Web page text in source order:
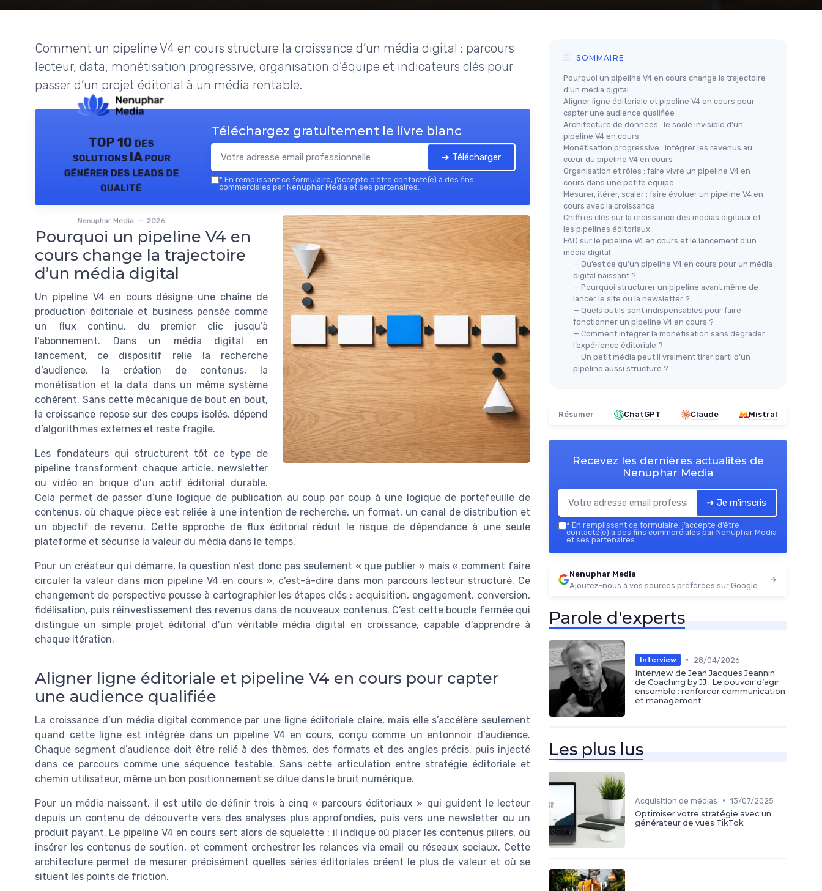
Comment un pipeline V4 en cours structure la croissance d’un média digital : parcours
lecteur, data, monétisation progressive, organisation d’équipe et indicateurs clés pour
passer d’un projet éditorial à un média rentable.
TOP 10 des
solutions IA pour
générer des leads de
qualité
Nenuphar Media — 2026
Téléchargez gratuitement le livre blanc
➔ Télécharger
* En remplissant ce formulaire, j’accepte d’être contacté(e) à des fins
commerciales par Nenuphar Media et ses partenaires.
Pourquoi un pipeline V4 en
cours change la trajectoire
d’un média digital
Un pipeline V4 en cours désigne une chaîne de
production éditoriale et business pensée comme
un flux continu, du premier clic jusqu’à
l’abonnement. Dans un média digital en
lancement, ce dispositif relie la recherche
d’audience, la création de contenus, la
monétisation et la data dans un même système
cohérent. Sans cette mécanique de bout en bout,
la croissance repose sur des coups isolés, dépend
d’algorithmes externes et reste fragile.
Les fondateurs qui structurent tôt ce type de
pipeline transforment chaque article, newsletter
ou vidéo en brique d’un actif éditorial durable.
Cela permet de passer d’une logique de publication au coup par coup à une logique de portefeuille de
contenus, où chaque pièce est reliée à une intention de recherche, un format, un canal de distribution et
un objectif de revenu. Cette approche de flux éditorial réduit le risque de dépendance à une seule
plateforme et sécurise la valeur du média dans le temps.
Pour un créateur qui démarre, la question n’est donc pas seulement « que publier » mais « comment faire
circuler la valeur dans mon pipeline V4 en cours », c’est-à-dire dans mon parcours lecteur structuré. Ce
changement de perspective pousse à cartographier les étapes clés : acquisition, engagement, conversion,
fidélisation, puis réinvestissement des revenus dans de nouveaux contenus. C’est cette boucle fermée qui
distingue un simple projet éditorial d’un véritable média digital en croissance, capable d’apprendre à
chaque itération.
Aligner ligne éditoriale et pipeline V4 en cours pour capter
une audience qualifiée
La croissance d’un média digital commence par une ligne éditoriale claire, mais elle s’accélère seulement
quand cette ligne est intégrée dans un pipeline V4 en cours, conçu comme un entonnoir d’audience.
Chaque segment d’audience doit être relié à des thèmes, des formats et des angles précis, puis injecté
dans ce parcours comme une séquence testable. Sans cette articulation entre stratégie éditoriale et
chemin utilisateur, même un bon positionnement se dilue dans le bruit numérique.
Pour un média naissant, il est utile de définir trois à cinq « parcours éditoriaux » qui guident le lecteur
depuis un contenu de découverte vers des analyses plus approfondies, puis vers une newsletter ou un
produit payant. Le pipeline V4 en cours sert alors de squelette : il indique où placer les contenus piliers, où
insérer les contenus de soutien, et comment orchestrer les relances via email ou réseaux sociaux. Cette
architecture permet de mesurer précisément quelles séries éditoriales créent le plus de valeur et où se
situent les points de friction.
SOMMAIRE
Pourquoi un pipeline V4 en cours change la trajectoire
d’un média digital
Aligner ligne éditoriale et pipeline V4 en cours pour
capter une audience qualifiée
Architecture de données : le socle invisible d’un
pipeline V4 en cours
Monétisation progressive : intégrer les revenus au
cœur du pipeline V4 en cours
Organisation et rôles : faire vivre un pipeline V4 en
cours dans une petite équipe
Mesurer, itérer, scaler : faire évoluer un pipeline V4 en
cours avec la croissance
Chiffres clés sur la croissance des médias digitaux et
les pipelines éditoriaux
FAQ sur le pipeline V4 en cours et le lancement d’un
média digital
— Qu’est ce qu’un pipeline V4 en cours pour un média
digital naissant ?
— Pourquoi structurer un pipeline avant même de
lancer le site ou la newsletter ?
— Quels outils sont indispensables pour faire
fonctionner un pipeline V4 en cours ?
— Comment intégrer la monétisation sans dégrader
l’expérience éditoriale ?
— Un petit média peut il vraiment tirer parti d’un
pipeline aussi structuré ?
Résumer ChatGPT Claude Mistral
Recevez les dernières actualités de
Nenuphar Media
➔ Je m'inscris
* En remplissant ce formulaire, j’accepte d’être
contacté(e) à des fins commerciales par Nenuphar Media
et ses partenaires.
Nenuphar Media
Ajoutez-nous à vos sources préférées sur Google
Parole d'experts
Interview •
28/04/2026
Interview de Jean Jacques Jeannin
de Coaching by JJ : Le pouvoir d’agir
ensemble : renforcer communication
et management
Les plus lus
Acquisition de médias • 13/07/2025
Optimiser votre stratégie avec un
générateur de vues TikTok